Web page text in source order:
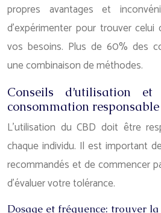
propres avantages et
d’expérimenter pour trouver
vos besoins. Plus de 60% des
une combinaison de méthodes.
Conseils d’utilisation et
consommation responsable
L’utilisation du CBD doit être
chaque individu. Il est important
recommandés et de commencer
d’évaluer votre tolérance.
Dosage et fréquence: trouver